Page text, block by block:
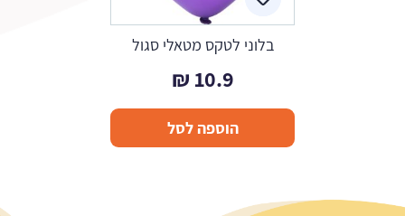
בלוני לטקס מטאלי סגול
10.9
₪
הוספה לסל